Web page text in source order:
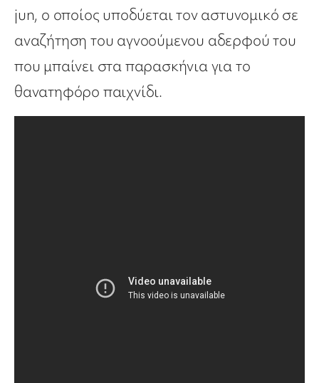
jun, ο οποίος υποδύεται τον αστυνομικό σε
αναζήτηση του αγνοούμενου αδερφού του
που μπαίνει στα παρασκήνια για το
θανατηφόρο παιχνίδι.